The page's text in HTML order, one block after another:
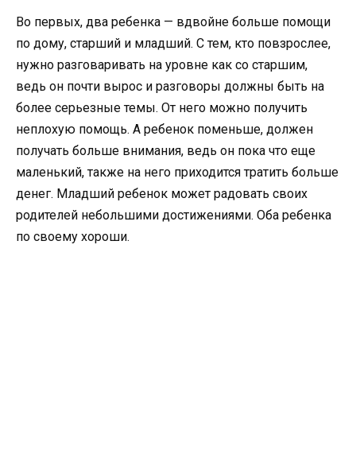
Во первых, два ребенка — вдвойне больше помощи
по дому, старший и младший. С тем, кто повзрослее,
нужно разговаривать на уровне как со старшим,
ведь он почти вырос и разговоры должны быть на
более серьезные темы. От него можно получить
неплохую помощь. А ребенок поменьше, должен
получать больше внимания, ведь он пока что еще
маленький, также на него приходится тратить больше
денег. Младший ребенок может радовать своих
родителей небольшими достижениями. Оба ребенка
по своему хороши.